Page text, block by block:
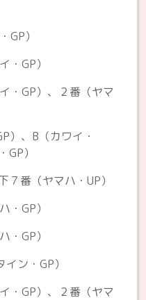
）
GP）
・GP）、２番（ヤマ
）、B（カワイ・
）
７番（ヤマハ・UP）
GP）
GP）
ン・GP）
・GP）、２番（ヤマ